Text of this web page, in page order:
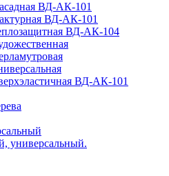
ВД-АК-101
ВД-АК-101
ВД-АК-104
ВД-АК-101
универсальный.